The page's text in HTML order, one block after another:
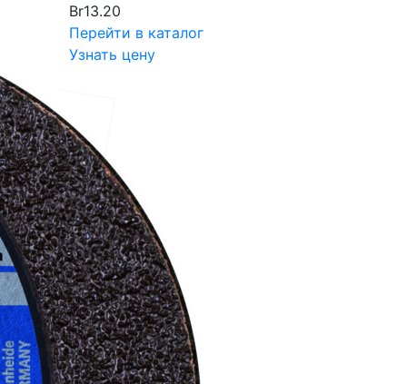
Br13.20
Перейти в каталог
Узнать цену